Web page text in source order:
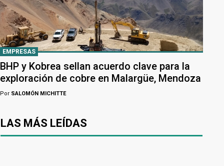
EMPRESAS
BHP y Kobrea sellan acuerdo clave para la
exploración de cobre en Malargüe, Mendoza
Por SALOMÓN MICHITTE
LAS MÁS LEÍDAS